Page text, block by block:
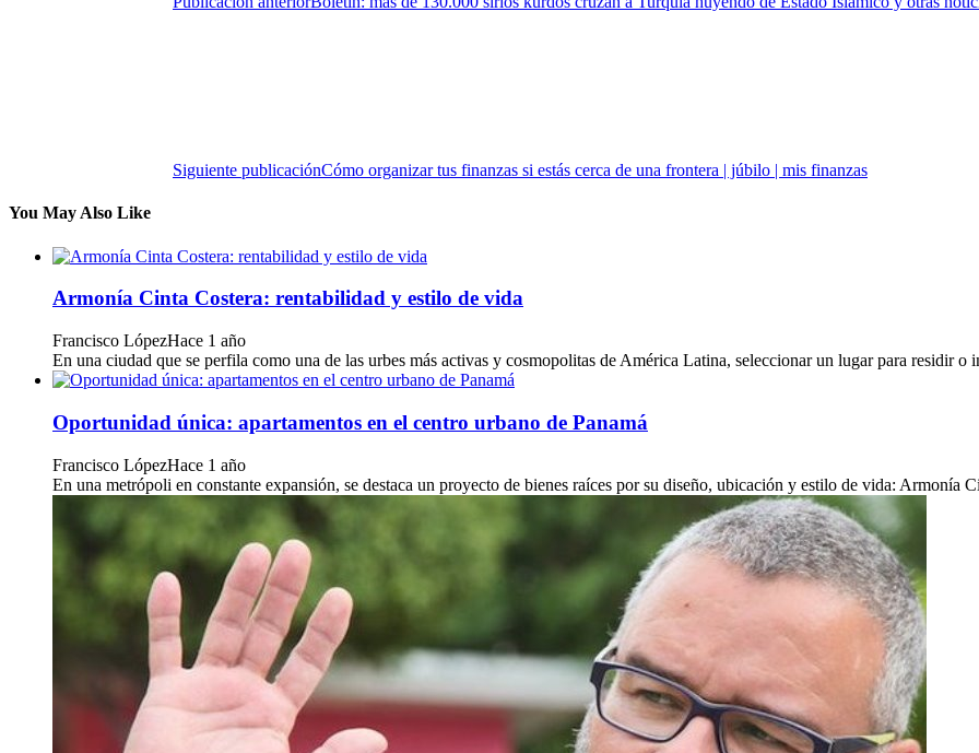
Siguiente publicaciónCómo organizar tus finanzas si estás cerca de una frontera | júbilo | mis finanzas
You May Also Like
Armonía Cinta Costera: rentabilidad y estilo de vida
Francisco LópezHace 1 año
En una ciudad que se perfila como una de las urbes más activas y cosmopolitas de América Latina, seleccionar un lugar para residir
Oportunidad única: apartamentos en el centro urbano de Panamá
Francisco LópezHace 1 año
En una metrópoli en constante expansión, se destaca un proyecto de bienes raíces por su diseño, ubicación y estilo de vida: Armonía